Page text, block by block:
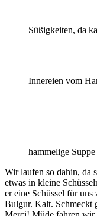
Süßigkeiten, da
Innereien vom
hammelige Suppe
Wir laufen so dahin, da
etwas in kleine
er eine Schüssel für
Bulgur. Kalt. Schmeckt